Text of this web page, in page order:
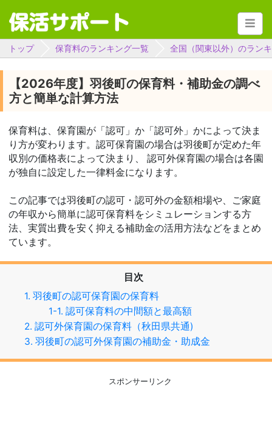
トップ 保育料のランキング一覧 全国（関東以外）のラン
【2026年度】羽後町の保育料・補助金の調べ
方と簡単な計算方法
保育料は、保育園が「認可」か「認可外」かによって決ま
り方が変わります。認可保育園の場合は羽後町が定めた年
収別の価格表によって決まり、 認可外保育園の場合は各園
が独自に設定した一律料金になります。
この記事では羽後町の認可・認可外の金額相場や、ご家庭
の年収から簡単に認可保育料をシミュレーションする方
法、実質出費を安く抑える補助金の活用方法などをまとめ
ています。
目次
1. 羽後町の認可保育園の保育料
1-1. 認可保育料の中間額と最高額
2. 認可外保育園の保育料（秋田県共通)
3. 羽後町の認可外保育園の補助金・助成金
スポンサーリンク